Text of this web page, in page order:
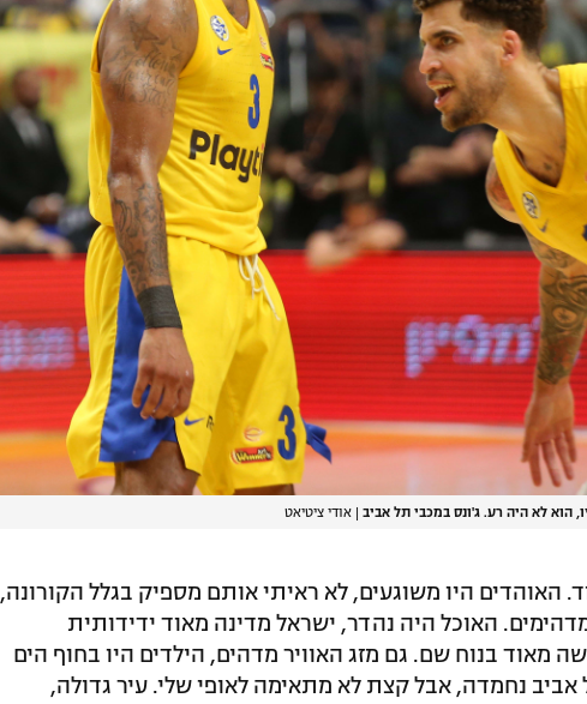
הוא לא היה רע. ג'ונס במכבי תל אביב | אודי ציטיאט
האוהדים היו משוגעים, לא ראיתי אותם מספיק בגלל הקורונה,
האוכל היה נהדר, ישראל מדינה מאוד ידידותית
מאוד בנוח שם. גם מזג האוויר מדהים, הילדים היו בחוף הים
אביב נחמדה, אבל קצת לא מתאימה לאופי שלי. עיר גדולה,